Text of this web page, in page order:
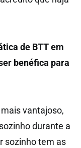
de BTT em
benéfica para
vantajoso,
durante a
sozinho tem as